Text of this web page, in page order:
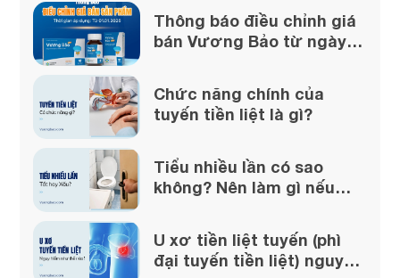
Thông báo điều chỉnh giá
bán Vương Bảo từ ngày
Chức năng chính của
tuyến tiền liệt là gì?
Tiểu nhiều lần có sao
không? Nên làm gì nếu
U xơ tiền liệt tuyến (phì
đại tuyến tiền liệt) nguy